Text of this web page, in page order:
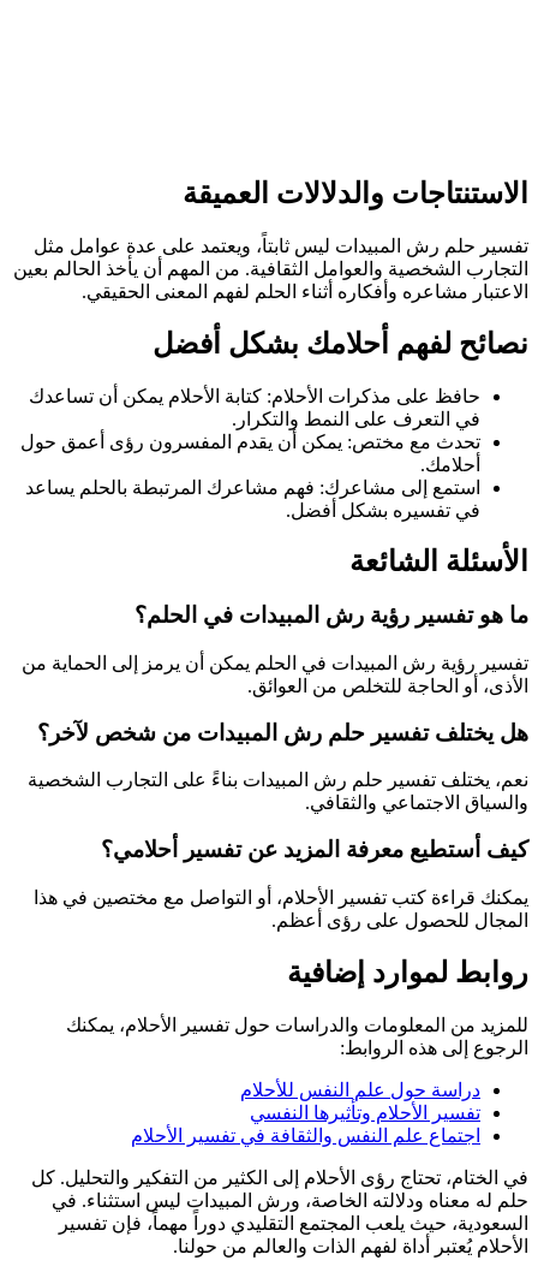
الاستنتاجات والدلالات العميقة
تفسير حلم رش المبيدات ليس ثابتاً، ويعتمد على عدة عوامل مثل
التجارب الشخصية والعوامل الثقافية. من المهم أن يأخذ الحالم بعين
الاعتبار مشاعره وأفكاره أثناء الحلم لفهم المعنى الحقيقي.
نصائح لفهم أحلامك بشكل أفضل
حافظ على مذكرات الأحلام: كتابة الأحلام يمكن أن تساعدك
في التعرف على النمط والتكرار.
تحدث مع مختص: يمكن أن يقدم المفسرون رؤى أعمق حول
أحلامك.
استمع إلى مشاعرك: فهم مشاعرك المرتبطة بالحلم يساعد
في تفسيره بشكل أفضل.
الأسئلة الشائعة
ما هو تفسير رؤية رش المبيدات في الحلم؟
تفسير رؤية رش المبيدات في الحلم يمكن أن يرمز إلى الحماية من
الأذى، أو الحاجة للتخلص من العوائق.
هل يختلف تفسير حلم رش المبيدات من شخص لآخر؟
نعم، يختلف تفسير حلم رش المبيدات بناءً على التجارب الشخصية
والسياق الاجتماعي والثقافي.
كيف أستطيع معرفة المزيد عن تفسير أحلامي؟
يمكنك قراءة كتب تفسير الأحلام، أو التواصل مع مختصين في هذا
المجال للحصول على رؤى أعظم.
روابط لموارد إضافية
للمزيد من المعلومات والدراسات حول تفسير الأحلام، يمكنك
الرجوع إلى هذه الروابط:
دراسة حول علم النفس للأحلام
تفسير الأحلام وتأثيرها النفسي
اجتماع علم النفس والثقافة في تفسير الأحلام
في الختام، تحتاج رؤى الأحلام إلى الكثير من التفكير والتحليل. كل
حلم له معناه ودلالته الخاصة، ورش المبيدات ليس استثناء. في
السعودية، حيث يلعب المجتمع التقليدي دوراً مهماً، فإن تفسير
الأحلام يُعتبر أداة لفهم الذات والعالم من حولنا.